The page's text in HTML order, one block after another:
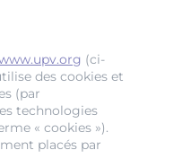
(ci-
des cookies et
(par
technologies
« cookies »).
placés par